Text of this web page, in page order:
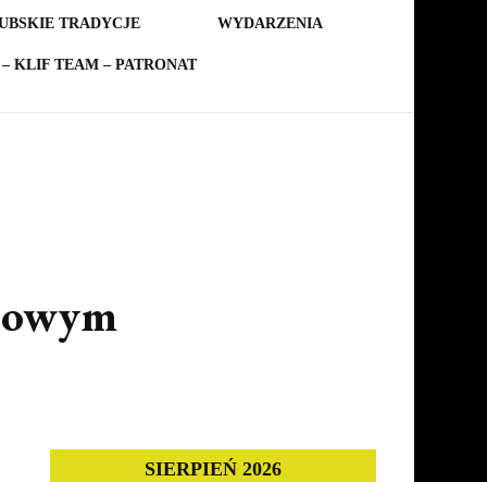
TRADYCJE WYDARZENIA
KLIF TEAM – PATRONAT
SIERPIEŃ 2026